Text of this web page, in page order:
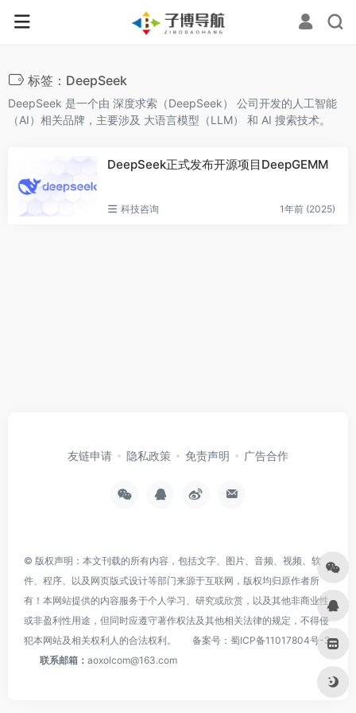
标签：DeepSeek
DeepSeek 是一个由 ‌深度求索（DeepSeek）‌ 公司开发的人工智能
（AI）相关品牌，主要涉及 ‌大语言模型（LLM）‌ 和 ‌AI 搜索技术‌。
DeepSeek正式发布开源项目DeepGEMM
科技咨询 1年前 (2025)
友链申请 隐私政策 免责声明 广告合作
© 版权声明：本文刊载的所有内容，包括文字、图片、音频、视频、软
件、程序、以及网页版式设计等部门来源于互联网，版权均归原作者所
有！本网站提供的内容服务于个人学习、研究或欣赏，以及其他非商业性
或非盈利性用途，但同时应遵守著作权法及其他相关法律的规定，不得侵
犯本网站及相关权利人的合法权利。
备案号： 蜀ICP备11017804号-3
联系邮箱： aoxolcom@163.com